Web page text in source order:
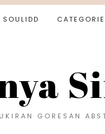
SOULIDD
UKIRAN GORESAN